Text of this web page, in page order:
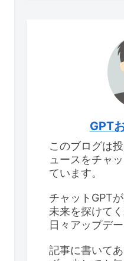
GPT
このブログは
ュースをチャ
ています。
チャットGPT
未来を探けて
日々アップデ
記事に書いて